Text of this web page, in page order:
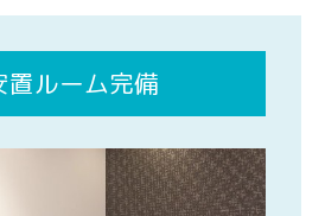
置ルーム完備